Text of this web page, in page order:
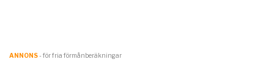
ANNONS- för fria förmånberäkningar